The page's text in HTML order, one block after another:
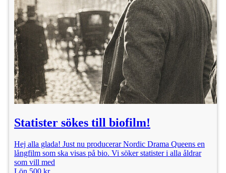
Statister sökes till biofilm!
Hej alla glada! Just nu producerar Nordic Drama Queens en
långfilm som ska visas på bio. Vi söker statister i alla åldrar
som vill med
Lön 500 kr